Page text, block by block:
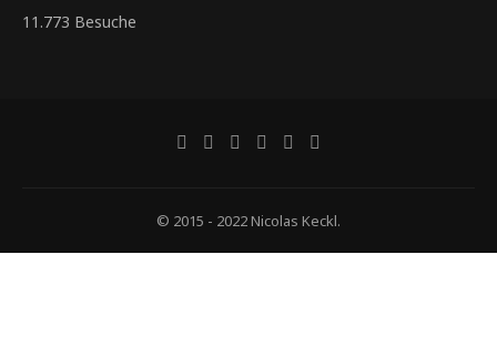
11.773 Besuche
© 2015 - 2022 Nicolas Keckl.